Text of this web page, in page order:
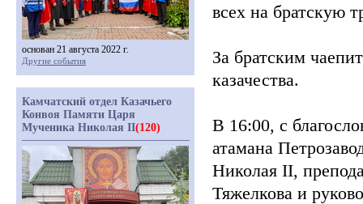
всех на братскую
За братским
казачества.
В 16:00, с
атамана
Николая II,
Тяжелкова и
основан 21 августа 2022 г.
Другие события
Камчатский отдел Казачьего
Конвоя Памяти Царя
Мученика Николая II(120)